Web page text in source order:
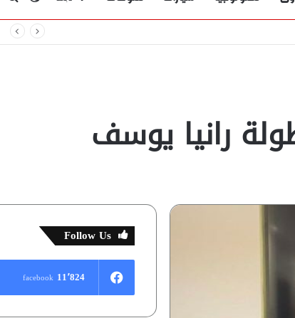
المظلم
رانيا يوسف
Follow Us
11٬824 facebook